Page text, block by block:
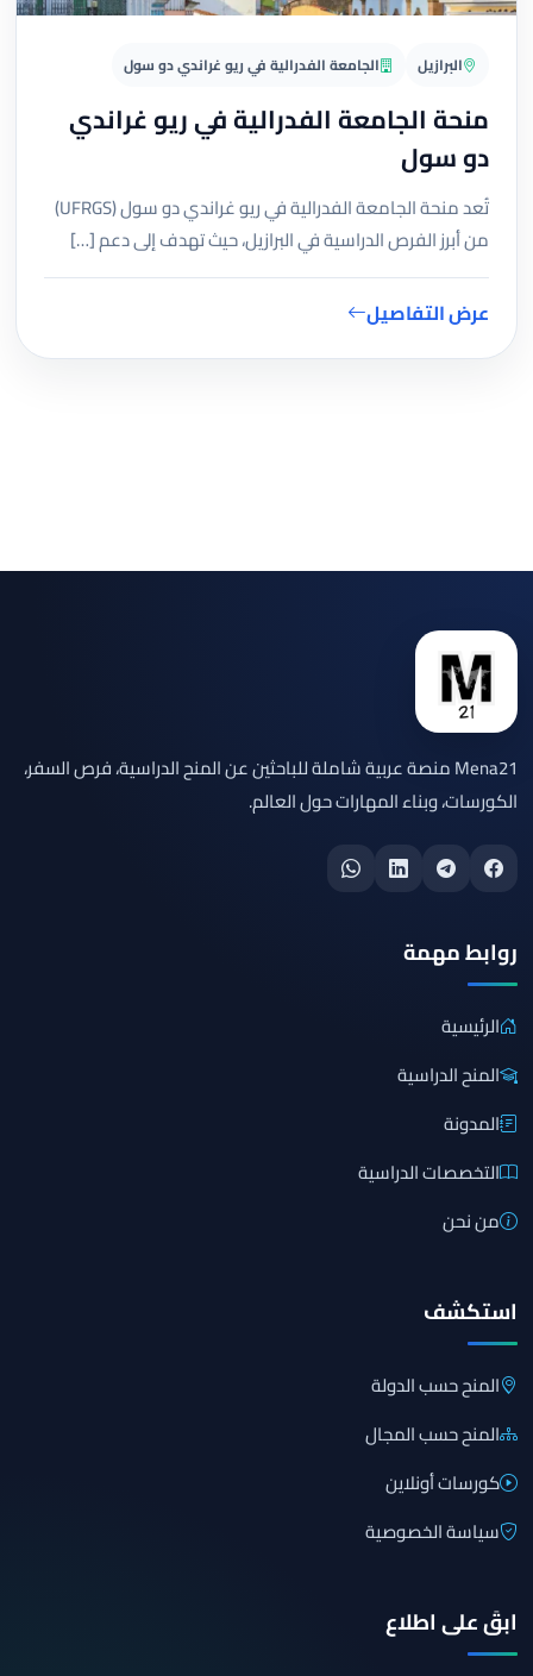
البرازيل الجامعة الفدرالية في ريو غراندي دو سول
منحة الجامعة الفدرالية في ريو غراندي
دو سول
تُعد منحة الجامعة الفدرالية في ريو غراندي دو سول (UFRGS)
من أبرز الفرص الدراسية في البرازيل، حيث تهدف إلى دعم […]
عرض التفاصيل
Mena21 منصة عربية شاملة للباحثين عن المنح الدراسية، فرص السفر،
الكورسات، وبناء المهارات حول العالم.
روابط مهمة
الرئيسية
المنح الدراسية
المدونة
التخصصات الدراسية
من نحن
استكشف
المنح حسب الدولة
المنح حسب المجال
كورسات أونلاين
سياسة الخصوصية
ابقَ على اطلاع